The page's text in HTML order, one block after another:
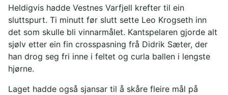
Heldigvis hadde Vestnes Varfjell krefter til ein
sluttspurt. Ti minutt før slutt sette Leo Krogseth inn
det som skulle bli vinnarmålet. Kantspelaren gjorde alt
sjølv etter ein fin crosspasning frå Didrik Sæter, der
han drog seg fri inne i feltet og curla ballen i lengste
hjørne.
Laget hadde også sjansar til å skåre fleire mål på